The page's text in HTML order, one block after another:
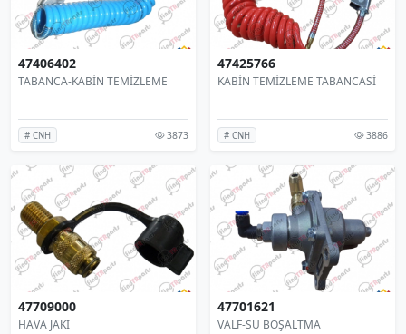
47406402
TABANCA-KABİN TEMİZLEME
# CNH 3873
47425766
KABİN TEMİZLEME TABANCASİ
# CNH 3886
47709000
HAVA JAKI
47701621
VALF-SU BOŞALTMA